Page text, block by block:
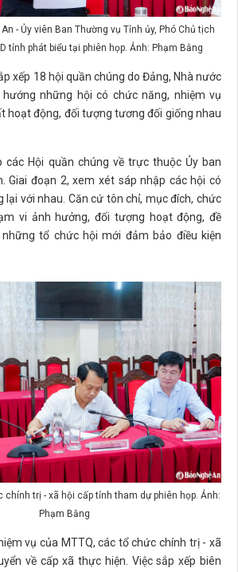
- Ủy viên Ban Thường vụ Tỉnh ủy, Phó Chủ tịch
tỉnh phát biểu tại phiên họp. Ảnh: Phạm Bằng
xếp 18 hội quần chúng do Đảng, Nhà nước
những hội có chức năng, nhiệm vụ
hoạt động, đối tượng tương đối giống nhau
các Hội quần chúng về trực thuộc Ủy ban
Giai đoạn 2, xem xét sáp nhập các hội có
với nhau. Căn cứ tôn chỉ, mục đích, chức
vi ảnh hưởng, đối tượng hoạt động, đề
tổ chức hội mới đảm bảo điều kiện
chính trị - xã hội cấp tỉnh tham dự phiên họp. Ảnh:
Phạm Bằng
vụ của MTTQ, các tổ chức chính trị - xã
về cấp xã thực hiện. Việc sắp xếp biên